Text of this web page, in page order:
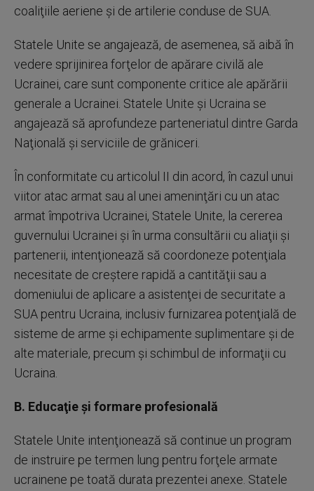
coaliţiile aeriene şi de artilerie conduse de SUA.
Statele Unite se angajează, de asemenea, să aibă în
vedere sprijinirea forţelor de apărare civilă ale
Ucrainei, care sunt componente critice ale apărării
generale a Ucrainei. Statele Unite şi Ucraina se
angajează să aprofundeze parteneriatul dintre Garda
Naţională şi serviciile de grăniceri.
În conformitate cu articolul II din acord, în cazul unui
viitor atac armat sau al unei ameninţări cu un atac
armat împotriva Ucrainei, Statele Unite, la cererea
guvernului Ucrainei şi în urma consultării cu aliaţii şi
partenerii, intenţionează să coordoneze potenţiala
necesitate de creştere rapidă a cantităţii sau a
domeniului de aplicare a asistenţei de securitate a
SUA pentru Ucraina, inclusiv furnizarea potenţială de
sisteme de arme şi echipamente suplimentare şi de
alte materiale, precum şi schimbul de informaţii cu
Ucraina.
B. Educaţie şi formare profesională
Statele Unite intenţionează să continue un program
de instruire pe termen lung pentru forţele armate
ucrainene pe toată durata prezentei anexe. Statele